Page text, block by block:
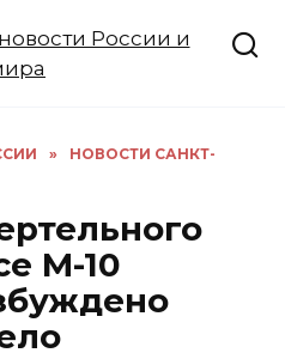
»
НОВОСТИ САНКТ-
М-10